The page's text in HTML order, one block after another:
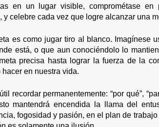
en un lugar visible, comprométase en
y celebre cada vez que logre alcanzar una
es como jugar tiro al blanco. Imagínese
está, o que aun conociéndolo lo
precisa hasta lograr la fuerza de la
en nuestra vida.
recordar permanentemente: “por qué”,
mantendrá encendida la llama del
fogosidad y pasión, en el plan de